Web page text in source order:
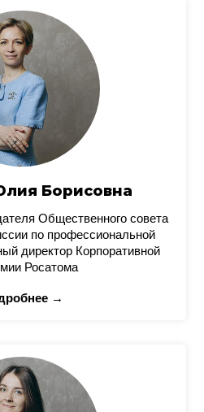
Борисовна
Общественного совета
по профессиональной
директор Корпоративной
Росатома
→